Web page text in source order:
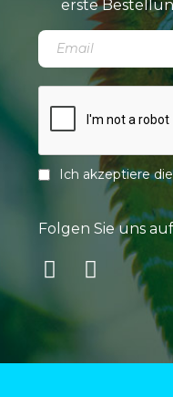
erste
Ich akzeptiere
Folgen Sie uns auf